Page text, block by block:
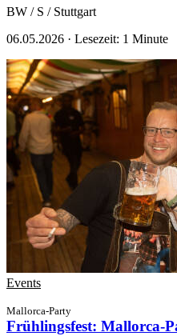
BW / S / Stuttgart
06.05.2026 · Lesezeit: 1 Minute
Events
Mallorca-Party
Frühlingsfest: Mallorca-